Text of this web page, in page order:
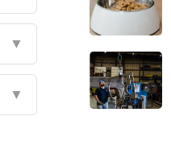
▼
▼